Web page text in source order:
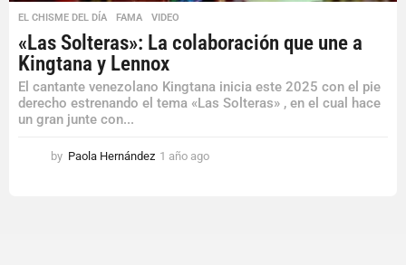
EL CHISME DEL DÍA ,FAMA ,VIDEO
«Las Solteras»: La colaboración que une a
Kingtana y Lennox
El cantante venezolano Kingtana inicia este 2025 con el pie
derecho estrenando el tema «Las Solteras» , en el cual hace
un gran junte con...
by Paola Hernández 1 año ago